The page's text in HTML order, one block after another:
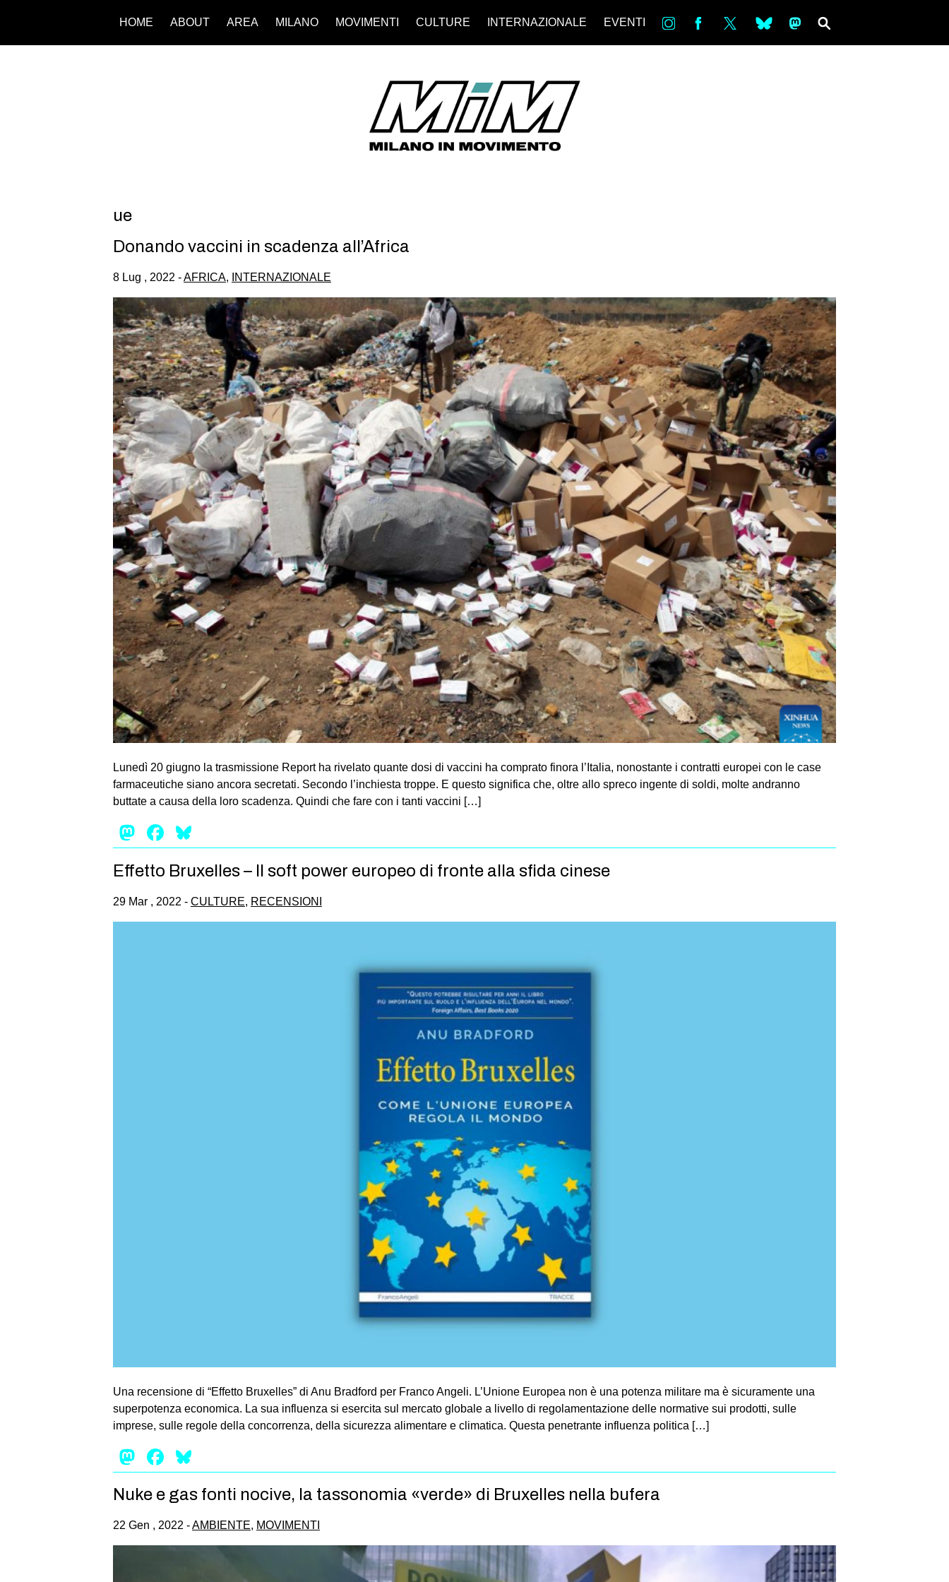
HOME ABOUT AREA MILANO MOVIMENTI CULTURE INTERNAZIONALE EVENTI in bsky ms
ue
Donando vaccini in scadenza all’Africa
8 Lug , 2022 -AFRICA, INTERNAZIONALE
Lunedì 20 giugno la trasmissione Report ha rivelato quante dosi di vaccini ha comprato finora l’Italia, nonostante i contratti europei con le case
farmaceutiche siano ancora secretati. Secondo l’inchiesta troppe. E questo significa che, oltre allo spreco ingente di soldi, molte andranno
buttate a causa della loro scadenza. Quindi che fare con i tanti vaccini […]
Mastodon
Facebook
Effetto Bruxelles – Il soft power europeo di fronte alla sfida cinese
29 Mar , 2022 - CULTURE, RECENSIONI
Una recensione di “Effetto Bruxelles” di Anu Bradford per Franco Angeli. L’Unione Europea non è una potenza militare ma è sicuramente una
superpotenza economica. La sua influenza si esercita sul mercato globale a livello di regolamentazione delle normative sui prodotti, sulle
imprese, sulle regole della concorrenza, della sicurezza alimentare e climatica. Questa penetrante influenza politica […]
Mastodon
Facebook
Nuke e gas fonti nocive, la tassonomia «verde» di Bruxelles nella bufera
22 Gen , 2022 -AMBIENTE, MOVIMENTI